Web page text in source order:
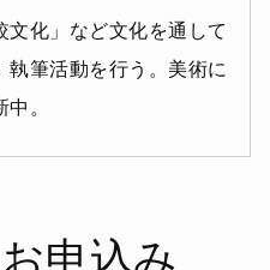
文化」など文化を通して
筆活動を行う。美術に
。
申込み